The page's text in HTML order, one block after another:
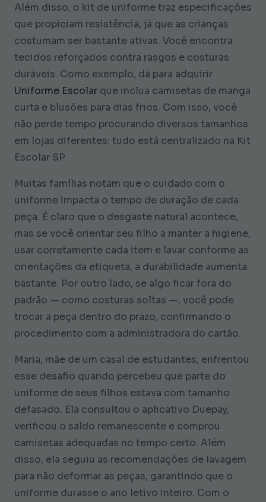
Além disso, o kit de uniforme traz especificações
que propiciam resistência, já que as crianças
costumam ser bastante ativas. Você encontra
tecidos reforçados contra rasgos e costuras
duráveis. Como exemplo, dá para adquirir
Uniforme Escolar que inclua camisetas de manga
curta e blusões para dias frios. Com isso, você
não perde tempo procurando diversos tamanhos
em lojas diferentes: tudo está centralizado na Kit
Escolar SP.
Muitas famílias notam que o cuidado com o
uniforme impacta o tempo de duração de cada
peça. É claro que o desgaste natural acontece,
mas se você orientar seu filho a manter a higiene,
usar corretamente cada item e lavar conforme as
orientações da etiqueta, a durabilidade aumenta
bastante. Por outro lado, se algo ficar fora do
padrão — como costuras soltas —, você pode
trocar a peça dentro do prazo, confirmando o
procedimento com a administradora do cartão.
Maria, mãe de um casal de estudantes, enfrentou
esse desafio quando percebeu que parte do
uniforme de seus filhos estava com tamanho
defasado. Ela consultou o aplicativo Duepay,
verificou o saldo remanescente e comprou
camisetas adequadas no tempo certo. Além
disso, ela seguiu as recomendações de lavagem
para não deformar as peças, garantindo que o
uniforme durasse o ano letivo inteiro. Com o